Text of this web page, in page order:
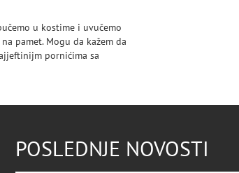
u kostime i uvučemo
pamet. Mogu da kažem da
pornićima sa
POSLEDNJE NOVOSTI